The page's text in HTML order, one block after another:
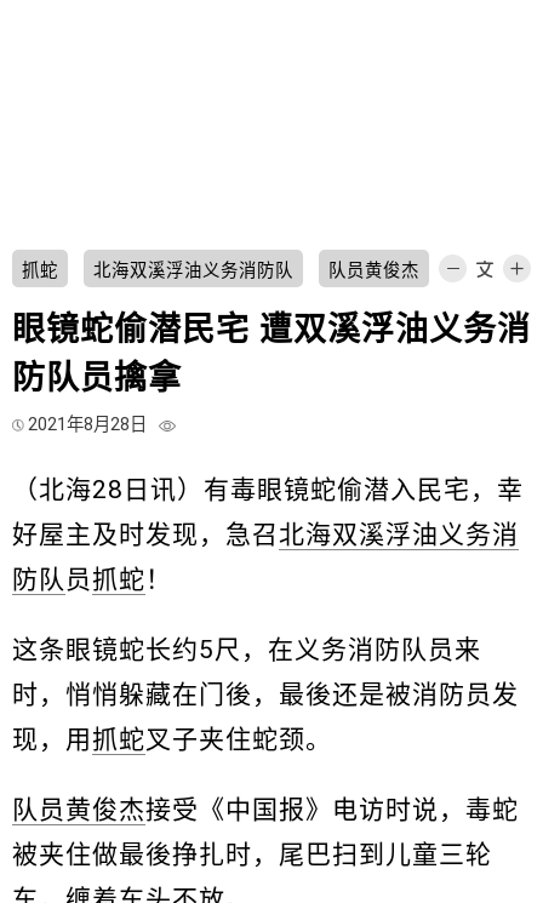
抓蛇 北海双溪浮油义务消防队 队员黄俊杰
眼镜蛇偷潜民宅 遭双溪浮油义务消
防队员擒拿
2021年8月28日
（北海28日讯）有毒眼镜蛇偷潜入民宅，幸
好屋主及时发现，急召北海双溪浮油义务消
防队 员抓蛇 ！
这条眼镜蛇长约5尺，在义务消防队员来
时，悄悄躲藏在门後，最後还是被消防员发
现，用 抓蛇叉子夹住蛇颈。
队员黄俊杰接受《中国报》电访时说，毒蛇
被夹住做最後挣扎时，尾巴扫到儿童三轮